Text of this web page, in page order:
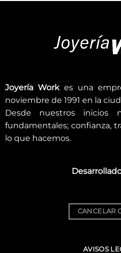
Joyería Workes una
noviembre de 1991 en la
Desde nuestros inicios
fundamentales; confianza,
lo que hacemos.
CANCELAR
AVISOS